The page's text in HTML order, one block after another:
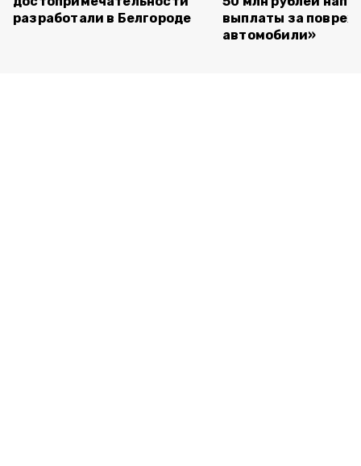
разработали в Белгороде
выплаты за
автомобили»